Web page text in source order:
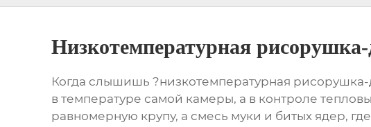
Низкотемпературная
Когда слышишь ?низкотемпературная
в температуре самой камеры, а в контроле
равномерную крупу, а смесь муки и битых ядер,